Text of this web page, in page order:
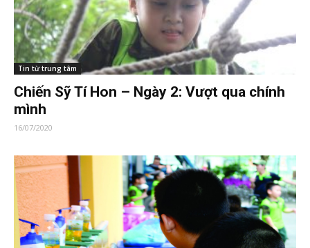
Tin từ trung tâm
Chiến Sỹ Tí Hon – Ngày 2: Vượt qua chính
mình
16/07/2020